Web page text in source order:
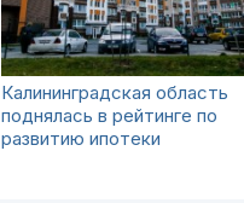
Калининградская область
поднялась в рейтинге по
развитию ипотеки